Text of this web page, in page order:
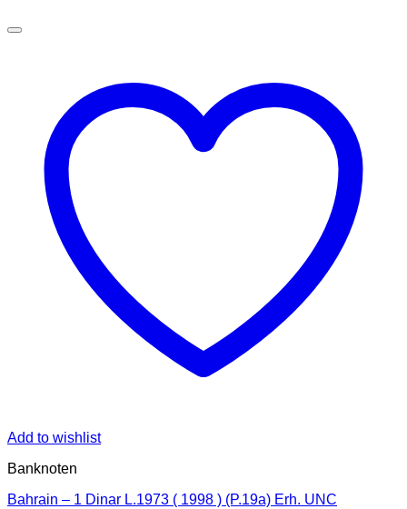
Add to wishlist
Banknoten
Bahrain – 1 Dinar L.1973 ( 1998 ) (P.19a) Erh. UNC